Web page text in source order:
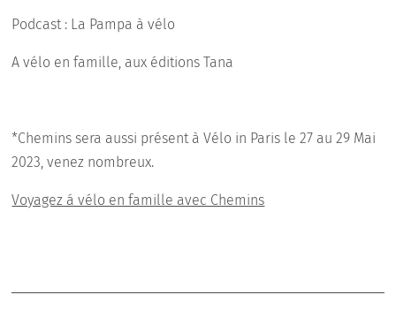
Podcast : La Pampa à vélo
A vélo en famille, aux éditions Tana
*Chemins sera aussi présent à Vélo in Paris le 27 au 29 Mai
2023, venez nombreux.
Voyagez á vélo en famille avec Chemins